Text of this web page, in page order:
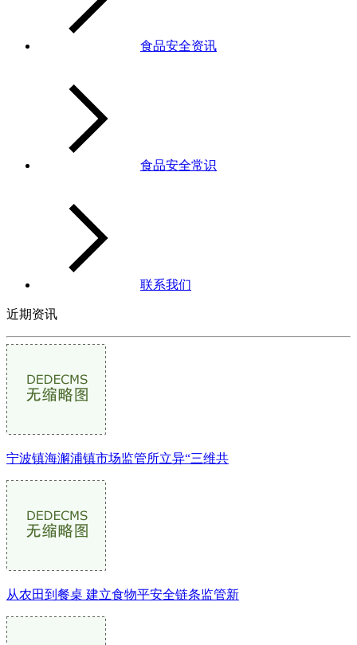
食品安全资讯
食品安全常识
联系我们
近期资讯
宁波镇海澥浦镇市场监管所立异“三维共
从农田到餐桌 建立食物平安全链条监管新